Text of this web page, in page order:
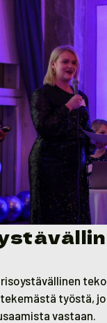
työstä,
vastaan.